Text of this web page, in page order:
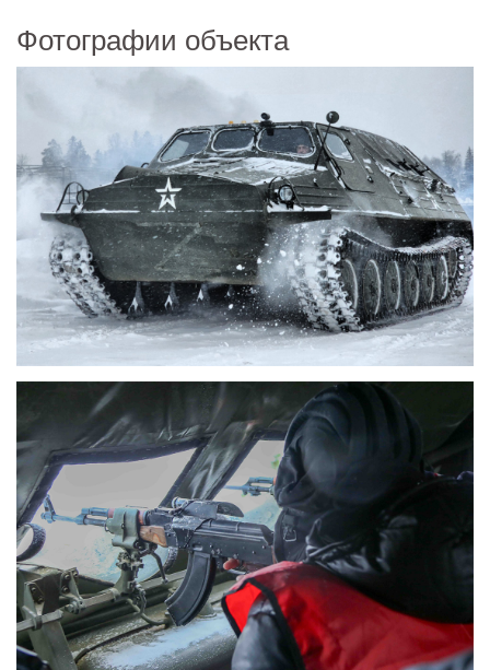
Фотографии объекта